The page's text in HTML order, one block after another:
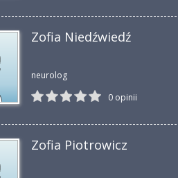
Zofia Niedźwiedź
neurolog
0 opinii
Zofia Piotrowicz